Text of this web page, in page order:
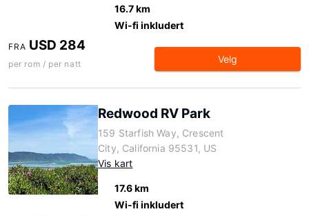
16.7 km
Wi-fi inkludert
FRA USD 284
per rom / per natt Velg
Redwood RV Park
159 Starfish Way, Crescent
City, California 95531, US
Vis kart
17.6 km
Wi-fi inkludert